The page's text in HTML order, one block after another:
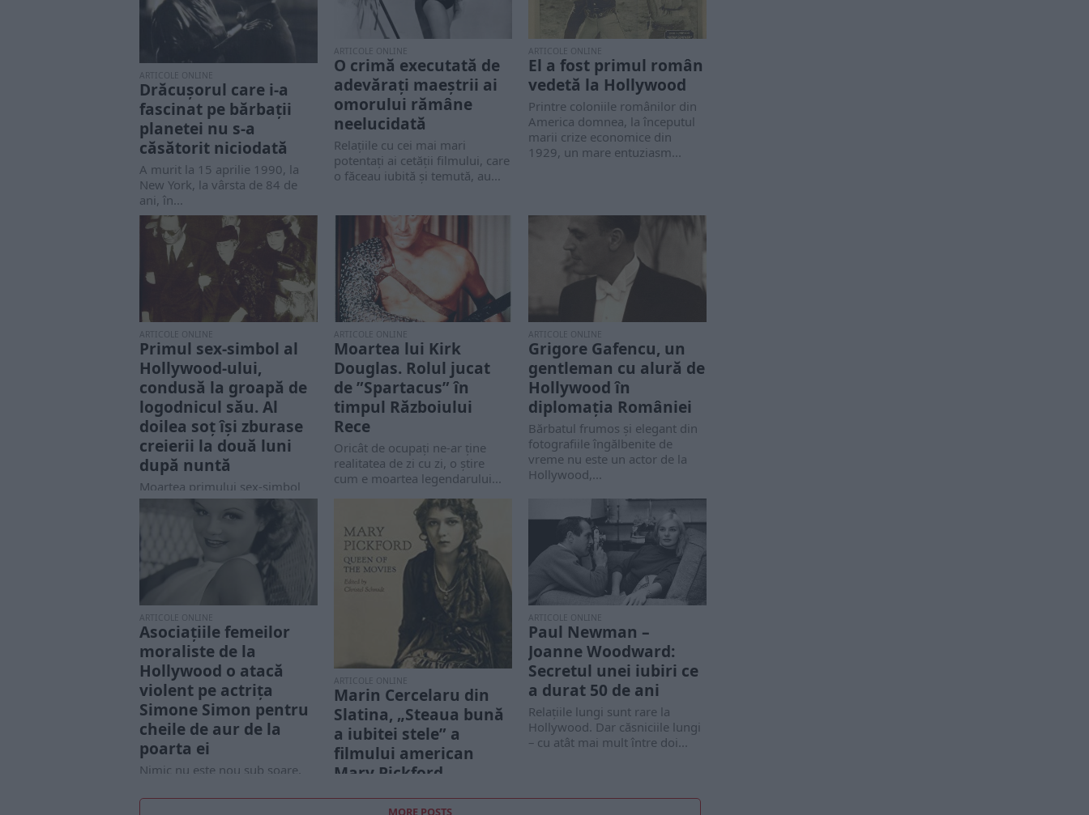
ARTICOLE ONLINE
Drăcușorul care i-a
fascinat pe bărbații
planetei nu s-a
căsătorit niciodată
A murit la 15 aprilie 1990, la
New York, la vârsta de 84 de
ani, în...
ARTICOLE ONLINE
O crimă executată de
adevărați maeștrii ai
omorului rămâne
neelucidată
Relațiile cu cei mai mari
potentați ai cetății filmului, care
o făceau iubită și temută, au...
ARTICOLE ONLINE
El a fost primul român
vedetă la Hollywood
Printre coloniile românilor din
America domnea, la începutul
marii crize economice din
1929, un mare entuziasm...
ARTICOLE ONLINE
Primul sex-simbol al
Hollywood-ului,
condusă la groapă de
logodnicul său. Al
doilea soț își zburase
creierii la două luni
după nuntă
Moartea primului sex-simbol
Hollywood-ului, la doar 26 de
ani, a stârnit mare vâlvă, așa
cum avea...
ARTICOLE ONLINE
Moartea lui Kirk
Douglas. Rolul jucat
de ”Spartacus” în
timpul Războiului
Rece
Oricât de ocupați ne-ar ține
realitatea de zi cu zi, o știre
cum e moartea legendarului...
ARTICOLE ONLINE
Grigore Gafencu, un
gentleman cu alură de
Hollywood în
diplomația României
Bărbatul frumos și elegant din
fotografiile îngălbenite de
vreme nu este un actor de la
Hollywood,...
ARTICOLE ONLINE
Asociațiile femeilor
moraliste de la
Hollywood o atacă
violent pe actrița
Simone Simon pentru
cheile de aur de la
poarta ei
Nimic nu este nou sub soare,
de tip Mee Too, nici violența...
ARTICOLE ONLINE
Marin Cercelaru din
Slatina, „Steaua bună
a iubitei stele” a
filmului american
Mary Pickford
Ziarele de la Hollywood îi luau
interviuri și-l supranumiseră
ARTICOLE ONLINE
Paul Newman –
Joanne Woodward:
Secretul unei iubiri ce
a durat 50 de ani
Relațiile lungi sunt rare la
Hollywood. Dar căsniciile lungi
– cu atât mai mult între doi...
MORE POSTS